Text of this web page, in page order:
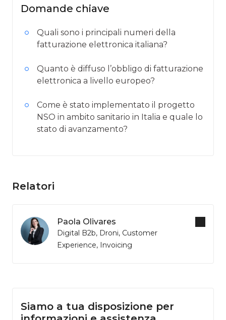
Domande chiave
Quali sono i principali numeri della
fatturazione elettronica italiana?
Quanto è diffuso l’obbligo di fatturazione
elettronica a livello europeo?
Come è stato implementato il progetto
NSO in ambito sanitario in Italia e quale lo
stato di avanzamento?
Relatori
Paola Olivares
Digital B2b, Droni, Customer
Experience, Invoicing
Siamo a tua disposizione per